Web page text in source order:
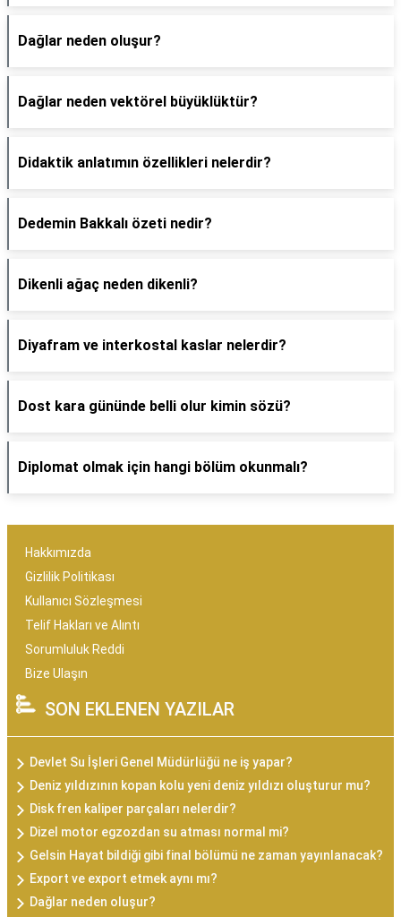
Dağlar neden oluşur?
Dağlar neden vektörel büyüklüktür?
Didaktik anlatımın özellikleri nelerdir?
Dedemin Bakkalı özeti nedir?
Dikenli ağaç neden dikenli?
Diyafram ve interkostal kaslar nelerdir?
Dost kara gününde belli olur kimin sözü?
Diplomat olmak için hangi bölüm okunmalı?
Hakkımızda
Gizlilik Politikası
Kullanıcı Sözleşmesi
Telif Hakları ve Alıntı
Sorumluluk Reddi
Bize Ulaşın
SON EKLENEN YAZILAR
Devlet Su İşleri Genel Müdürlüğü ne iş yapar?
Deniz yıldızının kopan kolu yeni deniz yıldızı oluşturur mu?
Disk fren kaliper parçaları nelerdir?
Dizel motor egzozdan su atması normal mi?
Gelsin Hayat bildiği gibi final bölümü ne zaman yayınlanacak?
Export ve export etmek aynı mı?
Dağlar neden oluşur?